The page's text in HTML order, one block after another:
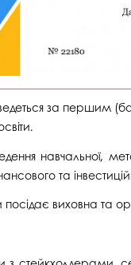
ведеться за
навчальної,
та
виховна та